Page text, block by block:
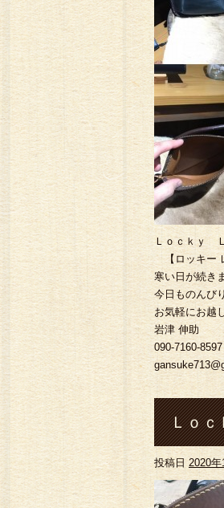
ー#ツ
Ｌｏｃｋｙ
【ロッキー
寒い日が続き
今日ものんび
お気軽にお越
岩津 伸助
090-7160-8597
Ｌｏ
パーク
投稿日 2020年